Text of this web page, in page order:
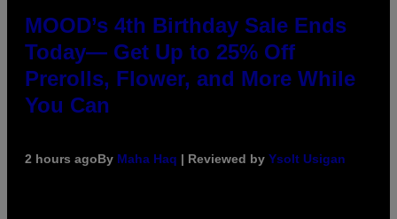
MOOD’s 4th Birthday Sale Ends
Today— Get Up to 25% Off
Prerolls, Flower, and More While
You Can
2 hours agoBy Maha Haq | Reviewed by Ysolt Usigan